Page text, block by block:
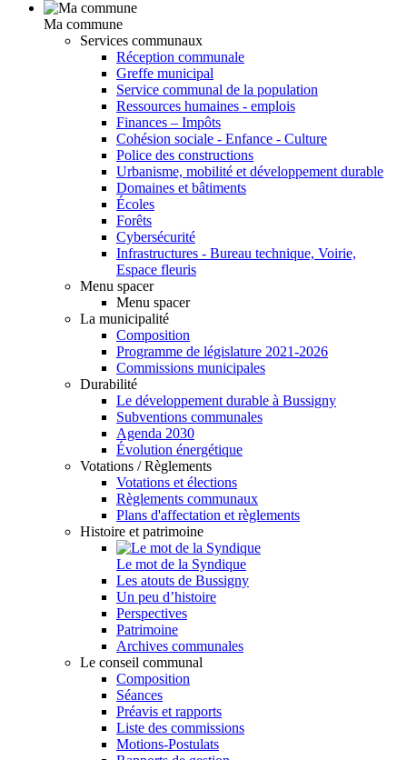
Ma commune
Services communaux
Réception communale
Greffe municipal
Service communal de la population
Ressources humaines - emplois
Finances – Impôts
Cohésion sociale - Enfance - Culture
Police des constructions
Urbanisme, mobilité et développement durable
Domaines et bâtiments
Écoles
Forêts
Cybersécurité
Infrastructures - Bureau technique, Voirie,
Espace fleuris
Menu spacer
Menu spacer
La municipalité
Composition
Programme de législature 2021-2026
Commissions municipales
Durabilité
Le développement durable à Bussigny
Subventions communales
Agenda 2030
Évolution énergétique
Votations / Règlements
Votations et élections
Règlements communaux
Plans d'affectation et règlements
Histoire et patrimoine
Le mot de la Syndique
Les atouts de Bussigny
Un peu d’histoire
Perspectives
Patrimoine
Archives communales
Le conseil communal
Composition
Séances
Préavis et rapports
Liste des commissions
Motions-Postulats